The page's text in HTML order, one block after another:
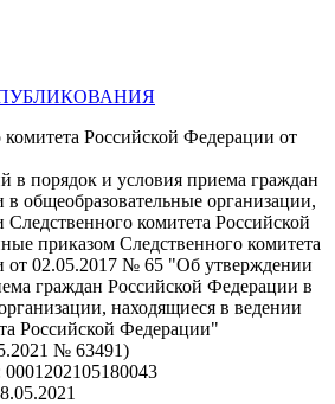
Российской Федерации от
в порядок и условия приема граждан
общеобразовательные организации,
комитета Российской
приказом Следственного комитета
от 02.05.2017 № 65 "Об утверждении
граждан Российской Федерации в
находящиеся в ведении
Российской Федерации"
№ 63491)
0001202105180043